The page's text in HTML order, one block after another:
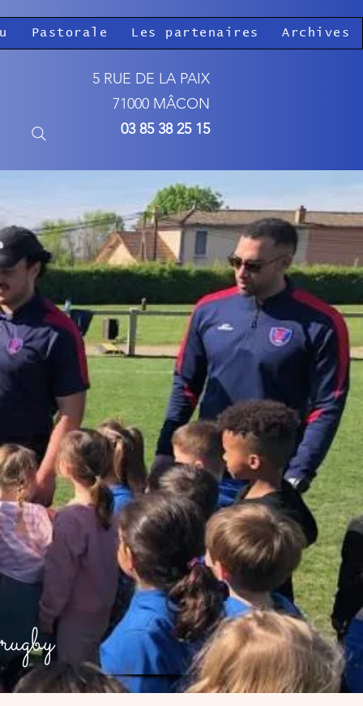
Pastorale Les partenaires Archives
5 RUE DE LA PAIX
71000 MÂCON
03 85 38 25 15